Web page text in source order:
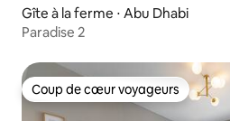
Gîte à la ferme ⋅ Abu Dhabi
Paradise 2
Coup de cœur voyageurs
Coup de cœur voyageurs